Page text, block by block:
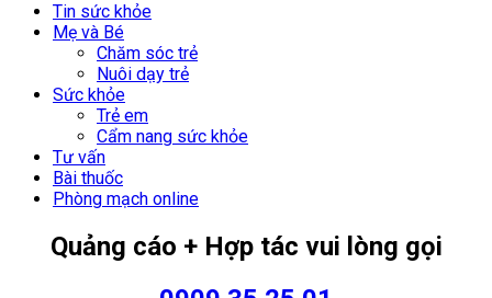
Tin sức khỏe
Mẹ và Bé
Chăm sóc trẻ
Nuôi dạy trẻ
Sức khỏe
Trẻ em
Cẩm nang sức khỏe
Tư vấn
Bài thuốc
Phòng mạch online
Quảng cáo + Hợp tác vui lòng gọi